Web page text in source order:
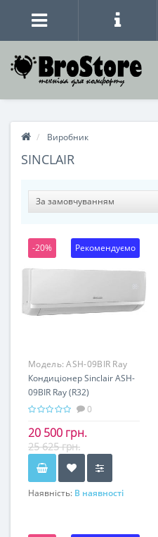
Виробник
SINCLAIR
-20% Рекомендуємо
Модель:ASH-09BIR Ray
(inverter)
Кондиціонер Sinclair ASH-
09BIR Ray (R32)
0
20 500 грн.
25 625 грн.
Наявність: В наявності